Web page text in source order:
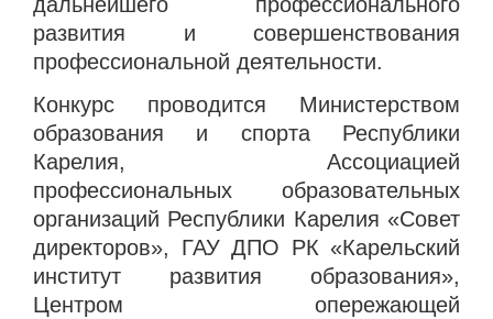
развития и совершенствования
профессиональной деятельности.
Конкурс проводится Министерством
образования и спорта Республики
Карелия, Ассоциацией
профессиональных образовательных
организаций Республики Карелия «Совет
директоров», ГАУ ДПО РК «Карельский
институт развития образования»,
Центром опережающей